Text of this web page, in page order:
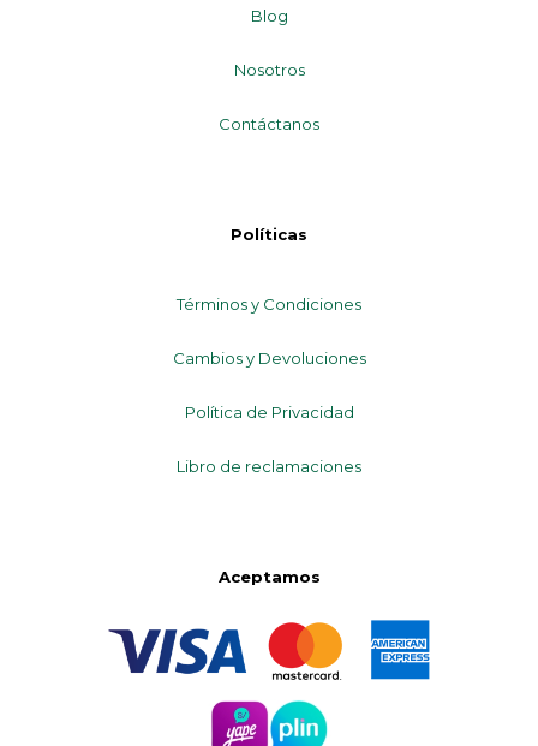
Blog
Nosotros
Contáctanos
Políticas
Términos y Condiciones
Cambios y Devoluciones
Política de Privacidad
Libro de reclamaciones
Aceptamos